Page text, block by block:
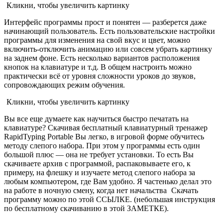
Кликни, чтобы увеличить картинку
Интерфейс программы прост и понятен — разберется даже
начинающий пользователь. Есть пользовательские настройки
программы для изменения на свой вкус и цвет, можно
включить-отключить анимацию или совсем убрать картинку
на заднем фоне. Есть несколько вариантов расположения
кнопок на клавиатуре и т.д. В общем настроить можно
практически всё от уровня сложности уроков до звуков,
сопровождающих режим обучения.
Кликни, чтобы увеличить картинку
Вы все еще думаете как научиться быстро печатать на
клавиатуре? Скачивая бесплатный клавиатурный тренажер
RapidTyping Portable Вы легко, в игровой форме обучитесь
методу слепого набора. При этом у программы есть один
большой плюс — она не требует установки. То есть Вы
скачиваете архив с программой, распаковываете его, к
примеру, на флешку и изучаете метод слепого набора за
любым компьютером, где Вам удобно. Я частенько делал это
на работе в ночную смену, когда нет начальства Скачать
программу можно по этой ССЫЛКЕ. (небольшая инструкция
по бесплатному скачиванию в этой ЗАМЕТКЕ).